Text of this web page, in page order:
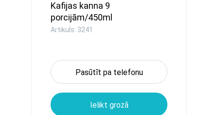
Kafijas kanna 9
porcijām/450ml
(nerūsējošais tērau...
Artikuls: 3241
Pasūtīt pa telefonu
Ielikt grozā